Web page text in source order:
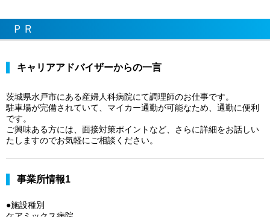
ＰＲ
キャリアアドバイザーからの一言
茨城県水戸市にある産婦人科病院にて調理師のお仕事です。
駐車場が完備されていて、マイカー通勤が可能なため、通勤に便利
です。
ご興味ある方には、面接対策ポイントなど、さらに詳細をお話しい
たしますのでお気軽にご相談ください。
事業所情報1
●施設種別